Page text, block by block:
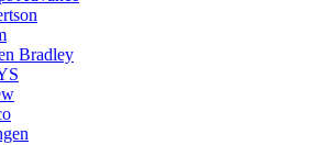
Bradley